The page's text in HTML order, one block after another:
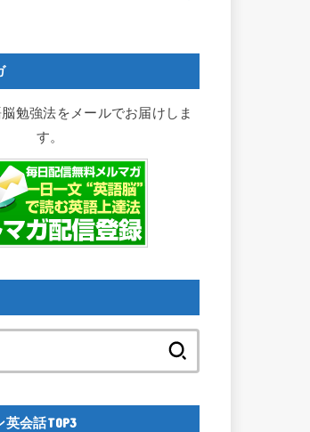
勉強法をメールでお届けしま
す。
英会話TOP3